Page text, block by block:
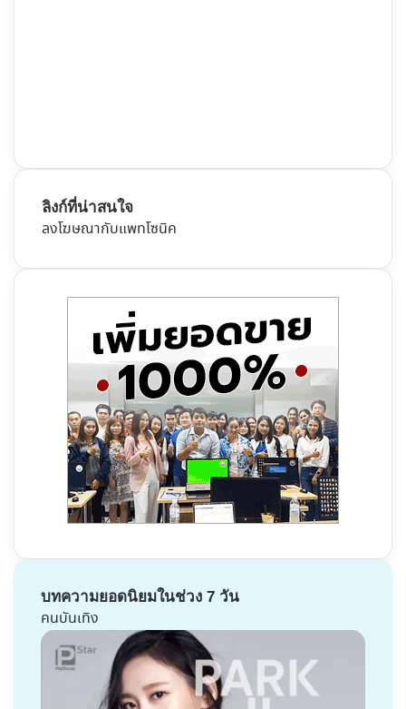
ลิงก์ที่น่าสนใจ
ลงโฆษณากับแพทโซนิค
บทความยอดนิยมในช่วง 7 วัน
คนบันเทิง